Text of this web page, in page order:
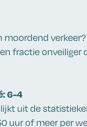
moordend
fractie onveiliger
6-4
uit de
uur of meer per